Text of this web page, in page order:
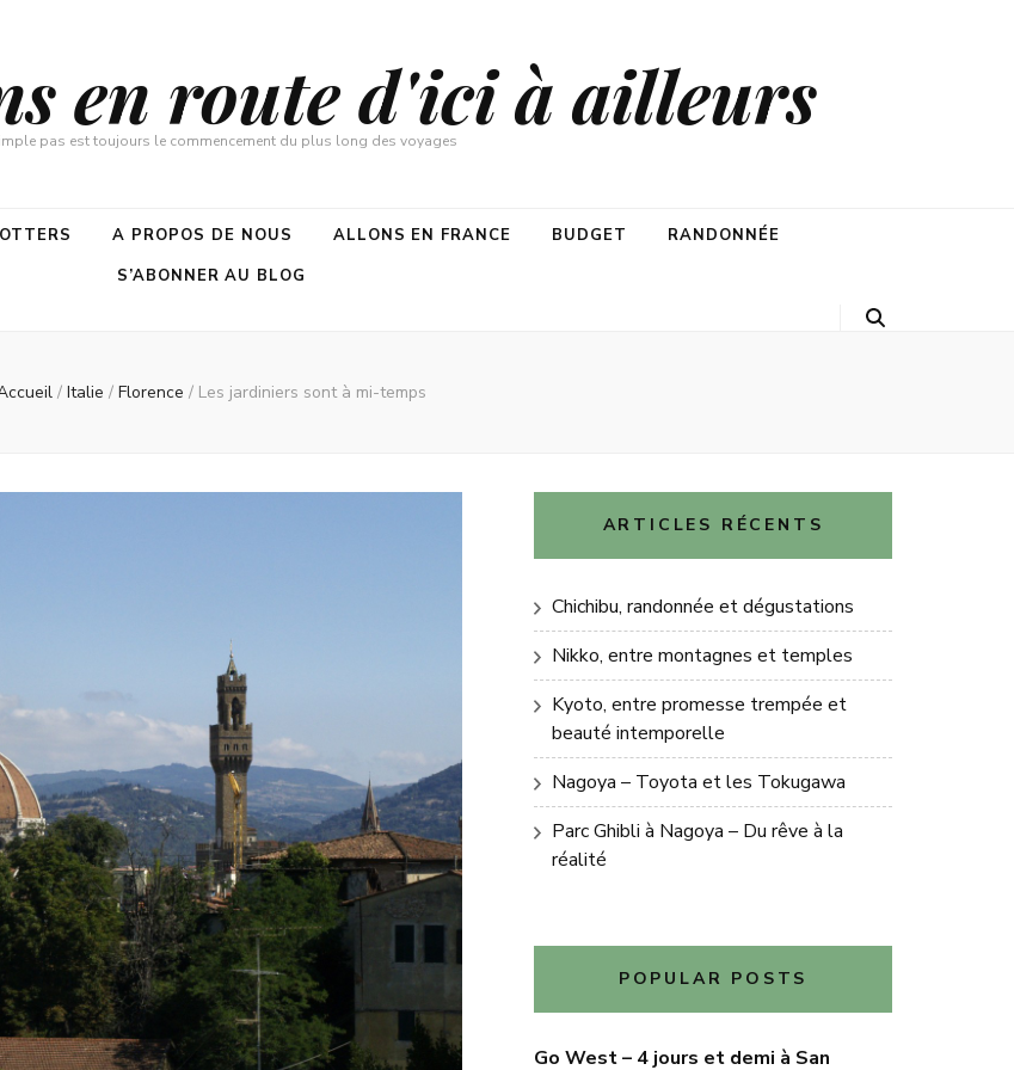
en route d'ici à ailleurs
pas est toujours le commencement du plus long des voyages
A PROPOS DE NOUS ALLONS EN FRANCE BUDGET
RANDONNÉE
S’ABONNER AU BLOG
/ Italie / Florence / Les jardiniers sont à mi-temps
ARTICLES RÉCENTS
Chichibu, randonnée et dégustations
Nikko, entre montagnes et temples
Kyoto, entre promesse trempée et
beauté intemporelle
Nagoya – Toyota et les Tokugawa
Parc Ghibli à Nagoya – Du rêve à la
réalité
POPULAR POSTS
Go West – 4 jours et demi à San